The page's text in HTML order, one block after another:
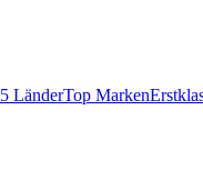
LänderTop Marken